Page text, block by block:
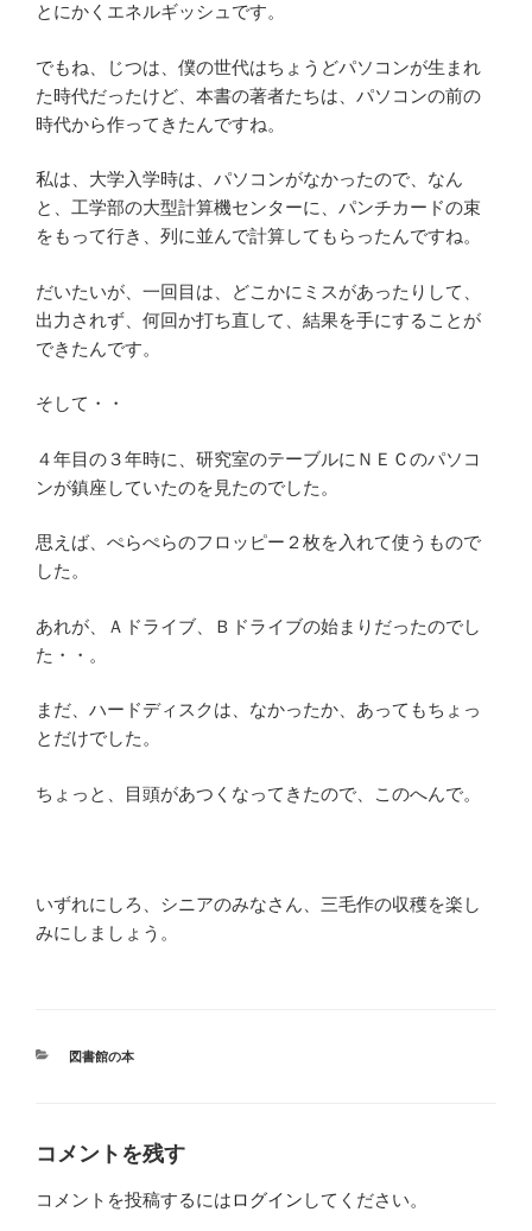
とにかくエネルギッシュです。
でもね、じつは、僕の世代はちょうどパソコンが生まれ
た時代だったけど、本書の著者たちは、パソコンの前の
時代から作ってきたんですね。
私は、大学入学時は、パソコンがなかったので、なん
と、工学部の大型計算機センターに、パンチカードの束
をもって行き、列に並んで計算してもらったんですね。
だいたいが、一回目は、どこかにミスがあったりして、
出力されず、何回か打ち直して、結果を手にすることが
できたんです。
そして・・
４年目の３年時に、研究室のテーブルにＮＥＣのパソコ
ンが鎮座していたのを見たのでした。
思えば、ぺらぺらのフロッピー２枚を入れて使うもので
した。
あれが、Ａドライブ、Ｂドライブの始まりだったのでし
た・・。
まだ、ハードディスクは、なかったか、あってもちょっ
とだけでした。
ちょっと、目頭があつくなってきたので、このへんで。
いずれにしろ、シニアのみなさん、三毛作の収穫を楽し
みにしましょう。
カ
図書館の本
コメントを残す
コメントを投稿するにはログイン してください。